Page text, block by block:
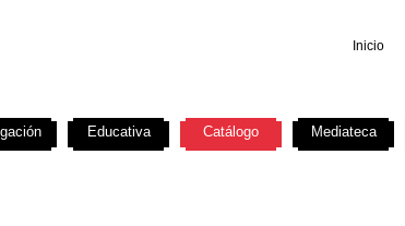
Inicio
Educativa Catálogo Mediateca